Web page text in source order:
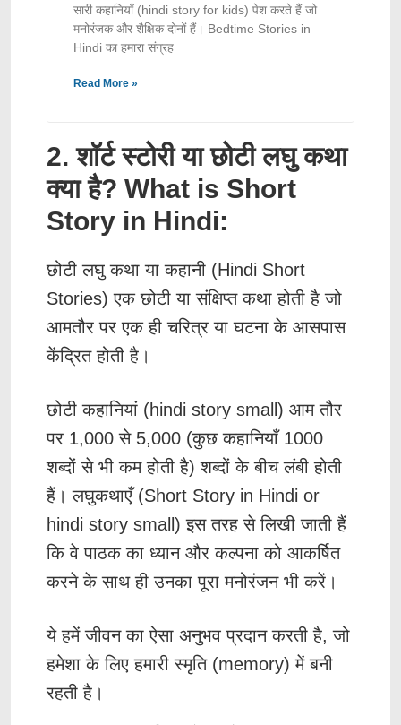
सारी कहानियाँ (hindi story for kids) पेश करते हैं जो
मनोरंजक और शैक्षिक दोनों हैं। Bedtime Stories in
Hindi का हमारा संग्रह
Read More »
2. शॉर्ट स्टोरी या छोटी लघु कथा
क्या है? What is Short
Story in Hindi:
छोटी लघु कथा या कहानी (Hindi Short
Stories) एक छोटी या संक्षिप्त कथा होती है जो
आमतौर पर एक ही चरित्र या घटना के आसपास
केंद्रित होती है।
छोटी कहानियां (hindi story small) आम तौर
पर 1,000 से 5,000 (कुछ कहानियाँ 1000
शब्दों से भी कम होती है) शब्दों के बीच लंबी होती
हैं। लघुकथाएँ (Short Story in Hindi or
hindi story small) इस तरह से लिखी जाती हैं
कि वे पाठक का ध्यान और कल्पना को आकर्षित
करने के साथ ही उनका पूरा मनोरंजन भी करें।
ये हमें जीवन का ऐसा अनुभव प्रदान करती है, जो
हमेशा के लिए हमारी स्मृति (memory) में बनी
रहती है।